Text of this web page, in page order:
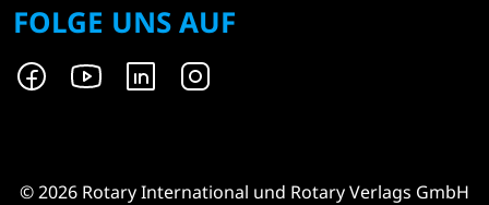
FOLGE UNS AUF
© 2026 Rotary International und Rotary Verlags GmbH